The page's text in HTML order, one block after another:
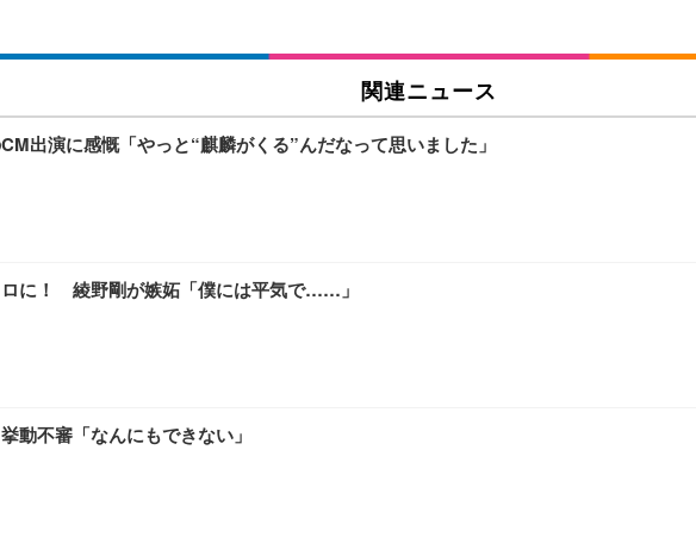
関連ニュース
出演に感慨「やっと“麒麟がくる”んだなって思いました」
に！ 綾野剛が嫉妬「僕には平気で……」
動不審「なんにもできない」